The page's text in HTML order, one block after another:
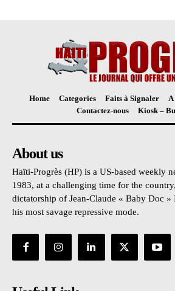
Home Categories Faits à Signaler
A
Contactez-nous
Kiosk –
About us
Haïti-Progrès (HP) is a US-based weekly
1983, at a challenging time for the
dictatorship of Jean-Claude « Baby Doc
his most savage repressive mode.